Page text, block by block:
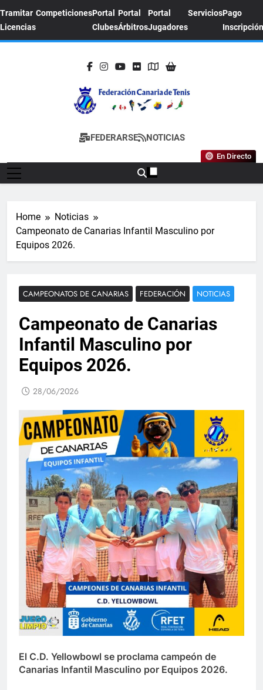
Tramitar
Licencias
CompeticionesPortal
Clubes
Portal
Árbitros
Portal
Jugadores
ServiciosPago
Inscripción
FEDERACION
CANARIA DE
TENIS
Sitio Oficial De La Federación Canaria De
FEDERARSE NOTICIAS
En Directo
Home
Noticias
Campeonato de Canarias Infantil Masculino por
Equipos 2026.
CAMPEONATOS DE CANARIAS FEDERACIÓN NOTICIAS
Campeonato de Canarias
Infantil Masculino por
Equipos 2026.
28/06/2026
El C.D. Yellowbowl se proclama campeón de
Canarias Infantil Masculino por Equipos 2026.